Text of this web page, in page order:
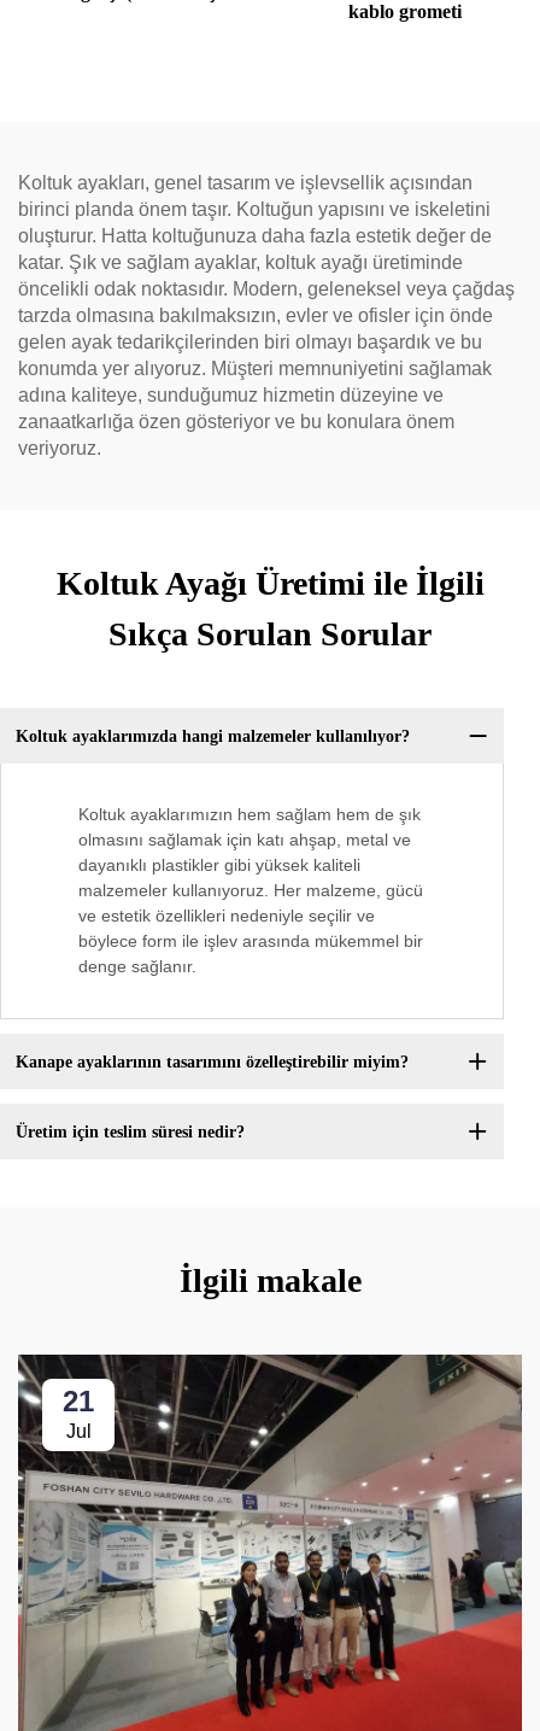
kablo grometi
Koltuk ayakları, genel tasarım ve işlevsellik açısından
birinci planda önem taşır. Koltuğun yapısını ve iskeletini
oluşturur. Hatta koltuğunuza daha fazla estetik değer de
katar. Şık ve sağlam ayaklar, koltuk ayağı üretiminde
öncelikli odak noktasıdır. Modern, geleneksel veya çağdaş
tarzda olmasına bakılmaksızın, evler ve ofisler için önde
gelen ayak tedarikçilerinden biri olmayı başardık ve bu
konumda yer alıyoruz. Müşteri memnuniyetini sağlamak
adına kaliteye, sunduğumuz hizmetin düzeyine ve
zanaatkarlığa özen gösteriyor ve bu konulara önem
veriyoruz.
Koltuk Ayağı Üretimi ile İlgili
Sıkça Sorulan Sorular
Koltuk ayaklarımızda hangi malzemeler kullanılıyor?
Koltuk ayaklarımızın hem sağlam hem de şık
olmasını sağlamak için katı ahşap, metal ve
dayanıklı plastikler gibi yüksek kaliteli
malzemeler kullanıyoruz. Her malzeme, gücü
ve estetik özellikleri nedeniyle seçilir ve
böylece form ile işlev arasında mükemmel bir
denge sağlanır.
Kanape ayaklarının tasarımını özelleştirebilir miyim?
Üretim için teslim süresi nedir?
İlgili makale
21
Jul